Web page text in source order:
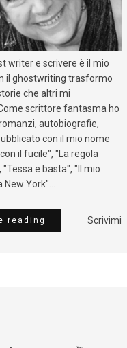
writer e scrivere è il mio
il ghostwriting trasformo
che altri mi
scrittore fantasma ho
autobiografie,
con il mio nome
il fucile", "La regola
"Tessa e basta", "Il mio
York"...
Scrivimi
reading